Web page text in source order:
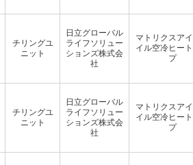
チリングユ
ニット
日立グローバル
ライフソリュー
ションズ株式会
社
マトリクスア
イル空冷ヒー
プ
チリングユ
ニット
日立グローバル
ライフソリュー
ションズ株式会
社
マトリクスア
イル空冷ヒー
プ